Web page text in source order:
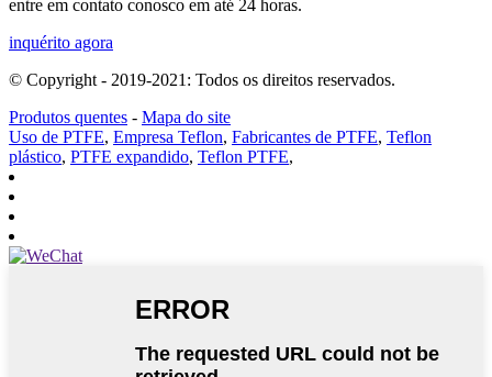
entre em contato conosco em até 24 horas.
inquérito agora
© Copyright - 2019-2021: Todos os direitos reservados.
Produtos quentes - Mapa do site
Uso de PTFE, Empresa Teflon, Fabricantes de PTFE, Teflon
plástico, PTFE expandido, Teflon PTFE,